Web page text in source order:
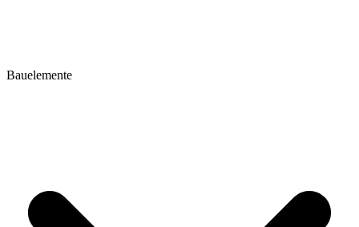
Bauelemente